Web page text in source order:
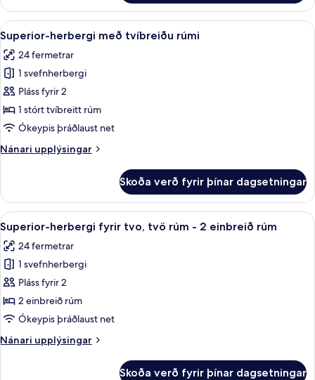
einbreið
rúm
herbergi
fyrir
tvo,
tvö
rúm
einbreið
rúm
Skoða
allar
myndir
fyrir
Superior-
herbergi
með
rúmi
Rúmföt af bestu gerð, míníbar,
3
Superior-herbergi með tvíbreiðu rúmi
24 fermetrar
1 svefnherbergi
Pláss fyrir 2
1 stórt tvíbreitt rúm
Ókeypis þráðlaust net
Nánari upplýsingar
Nánari
herbergi
með
tvíbreiðu
rúmi
Skoða verð fyrir þínar dagsetningar
Skoða
allar
myndir
fyrir
Superior-
herbergi
fyrir
tvö
Rúmföt af bestu gerð, míníbar,
3
Superior-herbergi fyrir tvo, tvö rúm - 2 einbreið rúm
24 fermetrar
1 svefnherbergi
Pláss fyrir 2
2 einbreið rúm
Ókeypis þráðlaust net
Nánari upplýsingar
Nánari
Skoða verð fyrir þínar dagsetningar